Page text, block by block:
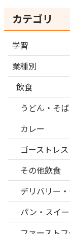
カテゴリ
学習
業種別
飲食
うどん・そば
カレー
ゴーストレ
その他飲食
デリバリー
パン・スイ